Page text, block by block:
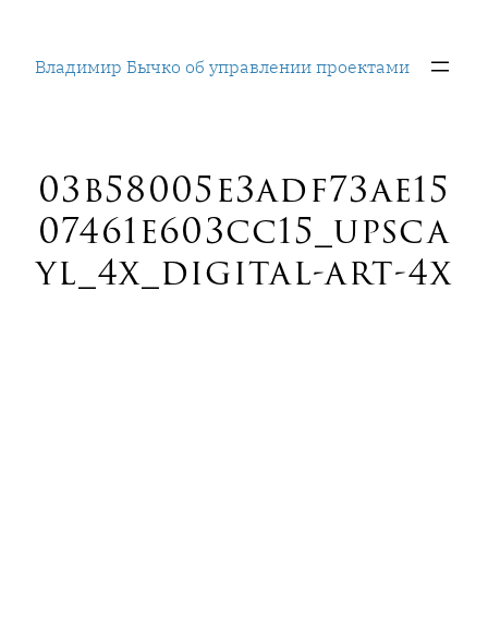
содержимому
Владимир Бычко об управлении проектами
03b58005e3adf73ae15
07461e603cc15_upsca
yl_4x_digital-art-4x